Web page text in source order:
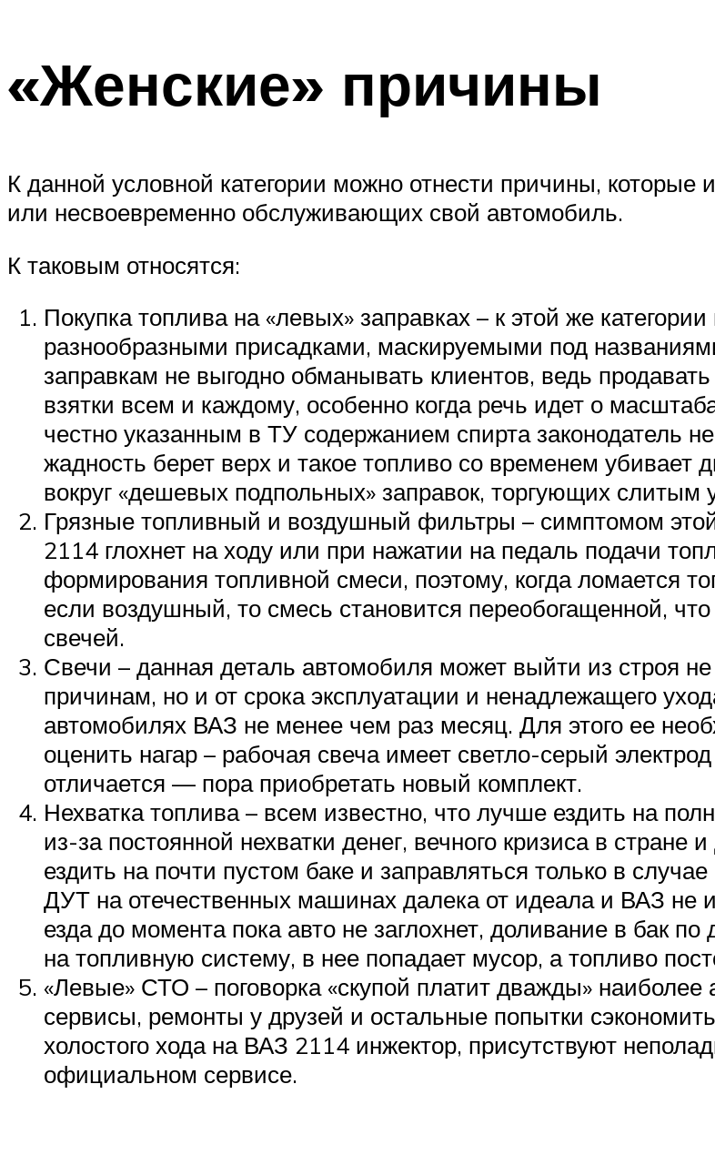
«Женские» причины
К данной условной категории можно отнести причины,
или несвоевременно обслуживающих свой автомобиль.
К таковым относятся:
Покупка топлива на «левых» заправках – к этой же
разнообразными присадками, маскируемыми под
заправкам не выгодно обманывать клиентов, ведь
взятки всем и каждому, особенно когда речь идет о
честно указанным в ТУ содержанием спирта законодатель
жадность берет верх и такое топливо со временем убивает
вокруг «дешевых подпольных» заправок, торгующих
Грязные топливный и воздушный фильтры – симптомом
2114 глохнет на ходу или при нажатии на педаль подачи
формирования топливной смеси, поэтому, когда ломается
если воздушный, то смесь становится переобогащенной,
свечей.
Свечи – данная деталь автомобиля может выйти из строя
причинам, но и от срока эксплуатации и ненадлежащего
автомобилях ВАЗ не менее чем раз месяц. Для этого ее
оценить нагар – рабочая свеча имеет светло-серый
отличается — пора приобретать новый комплект.
Нехватка топлива – всем известно, что лучше ездить на
из-за постоянной нехватки денег, вечного кризиса в
ездить на почти пустом баке и заправляться только в
ДУТ на отечественных машинах далека от идеала и ВАЗ не
езда до момента пока авто не заглохнет, доливание в бак
на топливную систему, в нее попадает мусор, а топливо
«Левые» СТО – поговорка «скупой платит дважды» наиболее
сервисы, ремонты у друзей и остальные попытки
холостого хода на ВАЗ 2114 инжектор, присутствуют
официальном сервисе.